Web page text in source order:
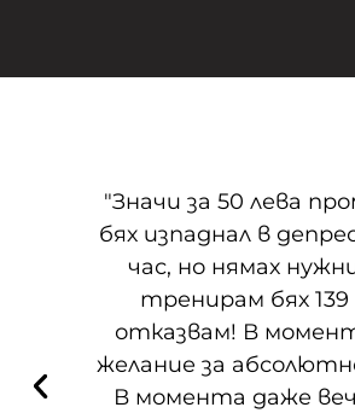
"Значи за 50 лева
бях изпаднал в
час, но нямах
тренирам бях
отказвам! В
желание за
В момента даже